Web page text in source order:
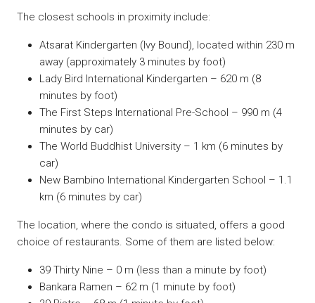
The closest schools in proximity include:
Atsarat Kindergarten (Ivy Bound), located within 230 m
away (approximately 3 minutes by foot)
Lady Bird International Kindergarten – 620 m (8
minutes by foot)
The First Steps International Pre-School – 990 m (4
minutes by car)
The World Buddhist University – 1 km (6 minutes by
car)
New Bambino International Kindergarten School – 1.1
km (6 minutes by car)
The location, where the condo is situated, offers a good
choice of restaurants. Some of them are listed below:
39 Thirty Nine – 0 m (less than a minute by foot)
Bankara Ramen – 62 m (1 minute by foot)